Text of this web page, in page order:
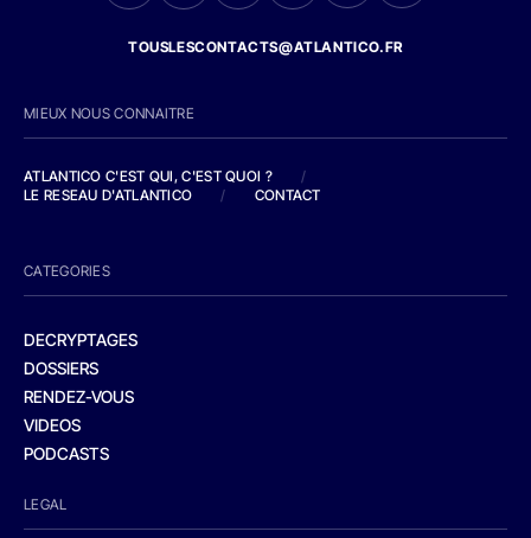
TOUSLESCONTACTS@ATLANTICO.FR
MIEUX NOUS CONNAITRE
ATLANTICO C'EST QUI, C'EST QUOI ?
/
LE RESEAU D'ATLANTICO
/ CONTACT
CATEGORIES
DECRYPTAGES
DOSSIERS
RENDEZ-VOUS
VIDEOS
PODCASTS
LEGAL